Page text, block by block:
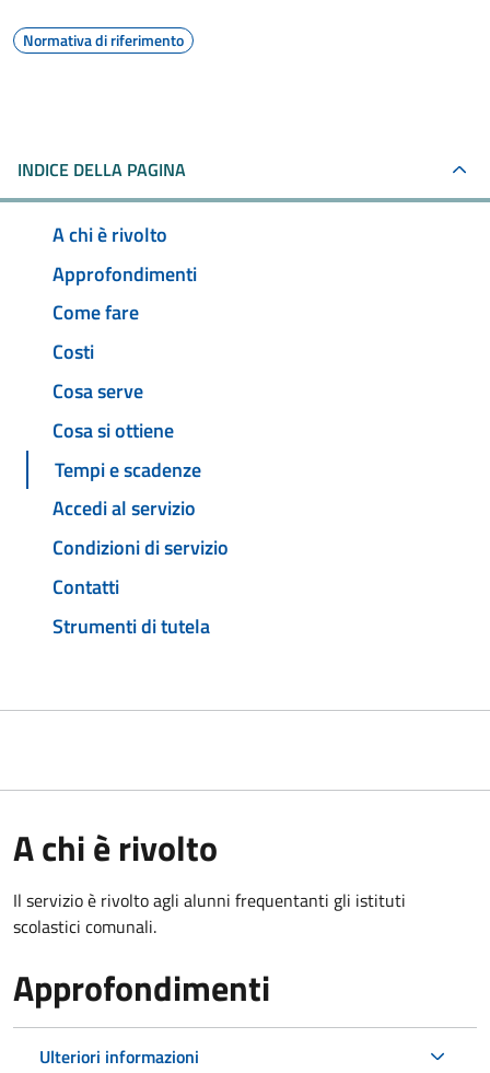
Normativa di riferimento
INDICE DELLA PAGINA
A chi è rivolto
Approfondimenti
Come fare
Costi
Cosa serve
Cosa si ottiene
Tempi e scadenze
Accedi al servizio
Condizioni di servizio
Contatti
Strumenti di tutela
A chi è rivolto
Il servizio è rivolto agli alunni frequentanti gli istituti
scolastici comunali.
Approfondimenti
Ulteriori informazioni